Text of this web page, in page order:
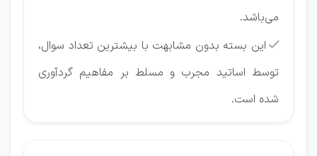
می‌باشد.
 این بسته بدون مشابهت با بیشترین تعداد سوال،
توسط اساتید مجرب و مسلط بر مفاهیم گردآوری
شده است.